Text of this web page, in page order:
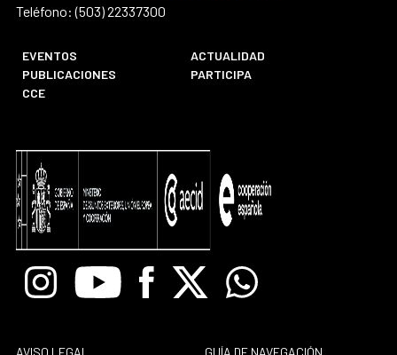
Teléfono: (503) 22337300
EVENTOS
ACTUALIDAD
PUBLICACIONES
PARTICIPA
CCE
InstagramYoutube Facebook
X Whatsapp